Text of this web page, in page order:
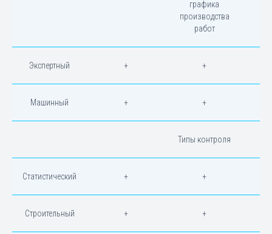
графика
производства
работ
Экспертный + +
Машинный + +
Типы контроля
Статистический + +
Строительный + +